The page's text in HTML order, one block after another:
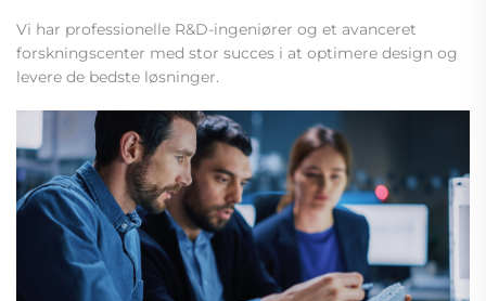
Vi har professionelle R&D-ingeniører og et avanceret
forskningscenter med stor succes i at optimere design og
levere de bedste løsninger.